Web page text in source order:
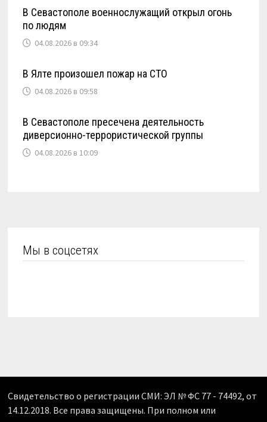
В Севастополе военнослужащий открыл огонь
по людям
04.08.2026 в 09:34
В Ялте произошел пожар на СТО
04.08.2026 в 09:58
В Севастополе пресечена деятельность
диверсионно-террористической группы
04.08.2026 в 10:09
Мы в соцсетях
Свидетельство о регистрации СМИ: ЭЛ № ФС 77 - 74492, от
14.12.2018. Все права защищены. При полном или